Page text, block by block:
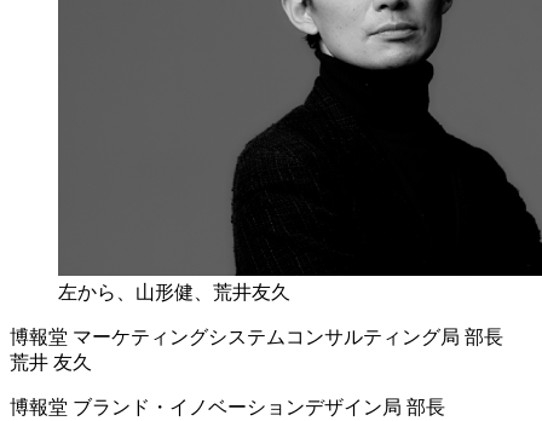
左から、山形健、荒井友久
博報堂 マーケティングシステムコンサルティング局 部長
荒井 友久
博報堂 ブランド・イノベーションデザイン局 部長